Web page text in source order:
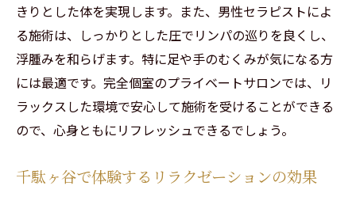
北参道でのリラックス体験：男性セラピストの
リンパケア
北参道でのリンパケアの特徴
男性セラピストが生み出す深いリラクゼー
ション
プライベートサロンの魅力紹介
自律神経を整えるリンパマッサージ
きりとした体を実現します。また、男性セラピストによ
る施術は、しっかりとした圧でリンパの巡りを良くし、
浮腫みを和らげます。特に足や手のむくみが気になる方
には最適です。完全個室のプライベートサロンでは、リ
ラックスした環境で安心して施術を受けることができる
ので、心身ともにリフレッシュできるでしょう。
千駄ヶ谷で体験するリラクゼーションの効果